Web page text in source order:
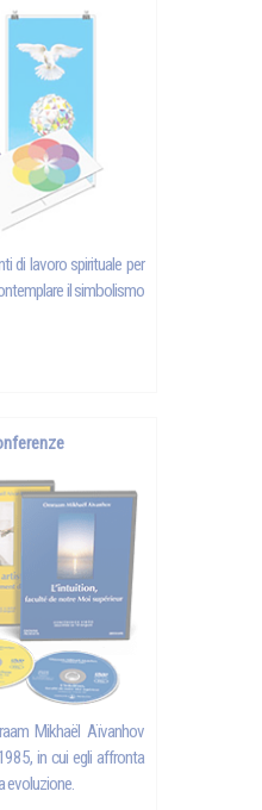
di lavoro spirituale per
il simbolismo
Mikhaël Aïvanhov
in cui egli affronta
evoluzione.